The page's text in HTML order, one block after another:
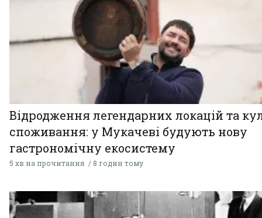
Відродження легендарних локацій та
споживання: у Мукачеві будують нову
гастрономічну екосистему
5 хв на прочитання 8 годин тому